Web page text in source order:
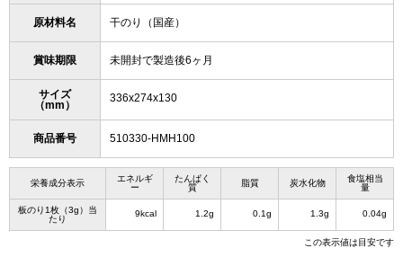
原材料名 干のり（国産）
賞味期限 未開封で製造後6ヶ月
サイズ
（mm）
336x274x130
商品番号 510330-HMH100
栄養成分表示
エネルギ
ー
たんぱく
質
脂質 炭水化物
食塩相当
量
板のり1枚（3g）当
たり
9kcal 1.2g 0.1g 1.3g 0.04g
この表示値は目安です